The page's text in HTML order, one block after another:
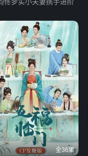
佟梦实小夫妻携手进阶
全36集